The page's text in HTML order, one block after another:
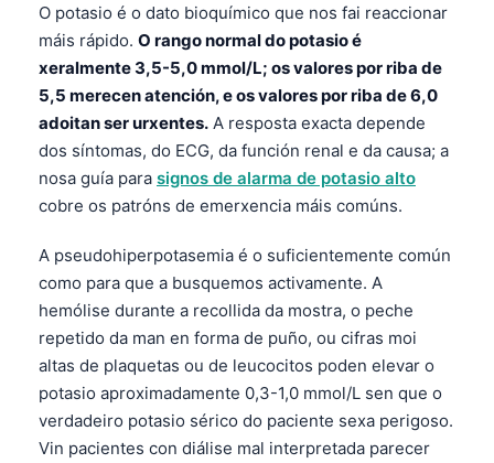
O potasio é o dato bioquímico que nos fai reaccionar
máis rápido. O rango normal do potasio é
xeralmente 3,5-5,0 mmol/L; os valores por riba de
5,5 merecen atención, e os valores por riba de 6,0
adoitan ser urxentes. A resposta exacta depende
dos síntomas, do ECG, da función renal e da causa; a
nosa guía para signos de alarma de potasio alto
cobre os patróns de emerxencia máis comúns.
A pseudohiperpotasemia é o suficientemente común
como para que a busquemos activamente. A
hemólise durante a recollida da mostra, o peche
repetido da man en forma de puño, ou cifras moi
altas de plaquetas ou de leucocitos poden elevar o
potasio aproximadamente 0,3-1,0 mmol/L sen que o
verdadeiro potasio sérico do paciente sexa perigoso.
Vin pacientes con diálise mal interpretada parecer